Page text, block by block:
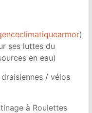
)
ses luttes du
en eau)
/ vélos
à Roulettes